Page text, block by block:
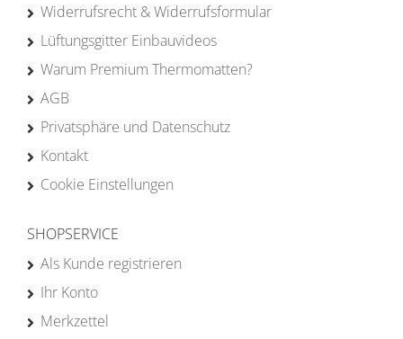
Widerrufsrecht & Widerrufsformular
Lüftungsgitter Einbauvideos
Warum Premium Thermomatten?
AGB
Privatsphäre und Datenschutz
Kontakt
Cookie Einstellungen
SHOPSERVICE
Als Kunde registrieren
Ihr Konto
Merkzettel